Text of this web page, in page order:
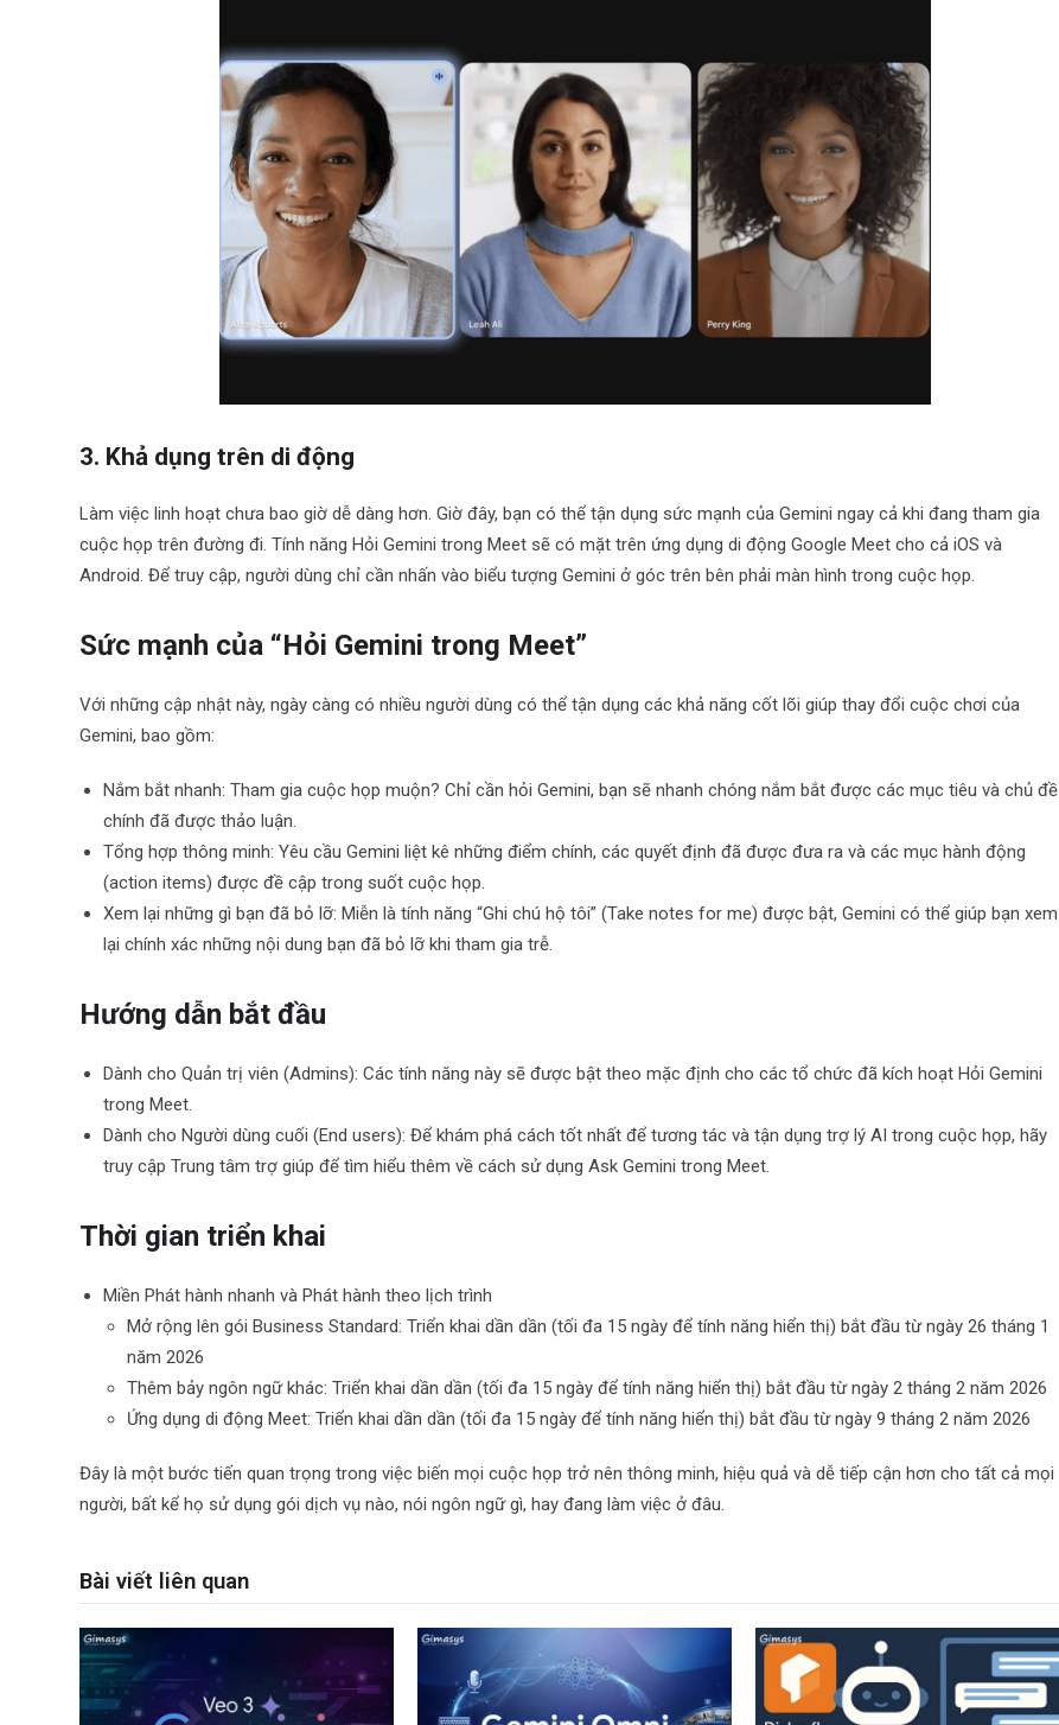
3. Khả dụng trên di động
Làm việc linh hoạt chưa bao giờ dễ dàng hơn. Giờ đây, bạn có thể tận dụng sức mạnh của Gemini ngay cả khi đang tham gia
cuộc họp trên đường đi. Tính năng Hỏi Gemini trong Meet sẽ có mặt trên ứng dụng di động Google Meet cho cả iOS và
Android. Để truy cập, người dùng chỉ cần nhấn vào biểu tượng Gemini ở góc trên bên phải màn hình trong cuộc họp.
Sức mạnh của “Hỏi Gemini trong Meet”
Với những cập nhật này, ngày càng có nhiều người dùng có thể tận dụng các khả năng cốt lõi giúp thay đổi cuộc chơi của
Gemini, bao gồm:
Nắm bắt nhanh: Tham gia cuộc họp muộn? Chỉ cần hỏi Gemini, bạn sẽ nhanh chóng nắm bắt được các mục tiêu và chủ đề
chính đã được thảo luận.
Tổng hợp thông minh: Yêu cầu Gemini liệt kê những điểm chính, các quyết định đã được đưa ra và các mục hành động
(action items) được đề cập trong suốt cuộc họp.
Xem lại những gì bạn đã bỏ lỡ: Miễn là tính năng “Ghi chú hộ tôi” (Take notes for me) được bật, Gemini có thể giúp bạn xem
lại chính xác những nội dung bạn đã bỏ lỡ khi tham gia trễ.
Hướng dẫn bắt đầu
Dành cho Quản trị viên (Admins): Các tính năng này sẽ được bật theo mặc định cho các tổ chức đã kích hoạt Hỏi Gemini
trong Meet.
Dành cho Người dùng cuối (End users): Để khám phá cách tốt nhất để tương tác và tận dụng trợ lý AI trong cuộc họp, hãy
truy cập Trung tâm trợ giúp để tìm hiểu thêm về cách sử dụng Ask Gemini trong Meet.
Thời gian triển khai
Miền Phát hành nhanh và Phát hành theo lịch trình
Mở rộng lên gói Business Standard: Triển khai dần dần (tối đa 15 ngày để tính năng hiển thị) bắt đầu từ ngày 26 tháng 1
năm 2026
Thêm bảy ngôn ngữ khác: Triển khai dần dần (tối đa 15 ngày để tính năng hiển thị) bắt đầu từ ngày 2 tháng 2 năm 2026
Ứng dụng di động Meet: Triển khai dần dần (tối đa 15 ngày để tính năng hiển thị) bắt đầu từ ngày 9 tháng 2 năm 2026
Đây là một bước tiến quan trọng trong việc biến mọi cuộc họp trở nên thông minh, hiệu quả và dễ tiếp cận hơn cho tất cả mọi
người, bất kể họ sử dụng gói dịch vụ nào, nói ngôn ngữ gì, hay đang làm việc ở đâu.
Bài viết liên quan